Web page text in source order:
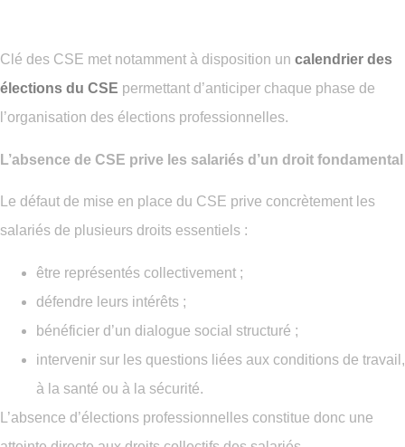
Clé des CSE met notamment à disposition un calendrier des
élections du CSE permettant d’anticiper chaque phase de
l’organisation des élections professionnelles.
L’absence de CSE prive les salariés d’un droit fondamental
Le défaut de mise en place du CSE prive concrètement les
salariés de plusieurs droits essentiels :
être représentés collectivement ;
défendre leurs intérêts ;
bénéficier d’un dialogue social structuré ;
intervenir sur les questions liées aux conditions de travail,
à la santé ou à la sécurité.
L’absence d’élections professionnelles constitue donc une